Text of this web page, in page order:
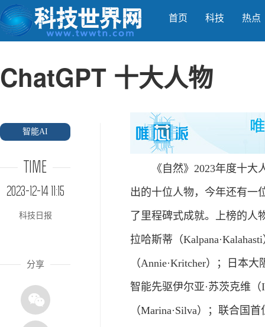
首页 科技 热点
ChatGPT 十大人物
智能AI
TIME
2023-12-14 11:15
科技日报
分享
《自然》2023年度十大人
出的十位人物，今年还有一
了里程碑式成就。上榜的人
拉哈斯蒂（
（Annie·Kritcher）；日本
智能先驱伊尔亚·苏茨克维（
（Marina·Silva）；联合国